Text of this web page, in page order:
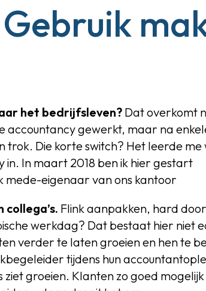
het bedrijfsleven?Dat overkomt
accountancy gewerkt, maar na
trok. Die korte switch? Hetleerde me
in. In maart 2018 ben ik hier gestart
mede-eigenaar van ons kantoor
Flink aanpakken, hard
werkdag? Dat bestaat hier niet
verder te laten groeien en hen te
tijdens hun
ziet groeien. Klanten zo goed mogelijk